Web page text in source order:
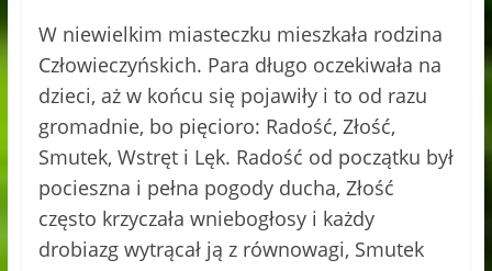
W niewielkim miasteczku mieszkała rodzina
Człowieczyńskich. Para długo oczekiwała na
dzieci, aż w końcu się pojawiły i to od razu
gromadnie, bo pięcioro: Radość, Złość,
Smutek, Wstręt i Lęk. Radość od początku był
pocieszna i pełna pogody ducha, Złość
często krzyczała wniebogłosy i każdy
drobiazg wytrącał ją z równowagi, Smutek